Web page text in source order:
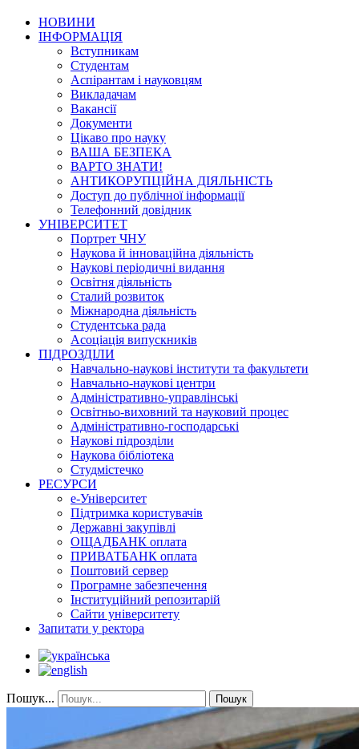
НОВИНИ
ІНФОРМАЦІЯ
Вступникам
Студентам
Аспірантам і науковцям
Викладачам
Вакансії
Документи
Цікаво про науку
ВАША БЕЗПЕКА
ВАРТО ЗНАТИ!
АНТИКОРУПЦІЙНА ДІЯЛЬНІСТЬ
Доступ до публічної інформації
Телефонний довідник
УНІВЕРСИТЕТ
Портрет ЧНУ
Наукова й інноваційна діяльність
Наукові періодичні видання
Освітня діяльність
Сталий розвиток
Міжнародна діяльність
Студентська рада
Асоціація випускників
ПІДРОЗДІЛИ
Навчально-наукові інститути та факультети
Навчально-наукові центри
Адміністративно-управлінські
Освітньо-виховний та науковий процес
Адміністративно-господарські
Наукові підрозділи
Наукова бібліотека
Студмістечко
РЕСУРСИ
е-Університет
Підтримка користувачів
Державні закупівлі
ОЩАДБАНК оплата
ПРИВАТБАНК оплата
Поштовий сервер
Програмне забезпечення
Інституційний репозитарій
Сайти університету
Запитати у ректора
Пошук... Пошук